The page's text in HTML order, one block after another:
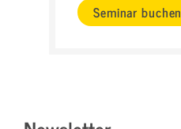
Seminar buchen